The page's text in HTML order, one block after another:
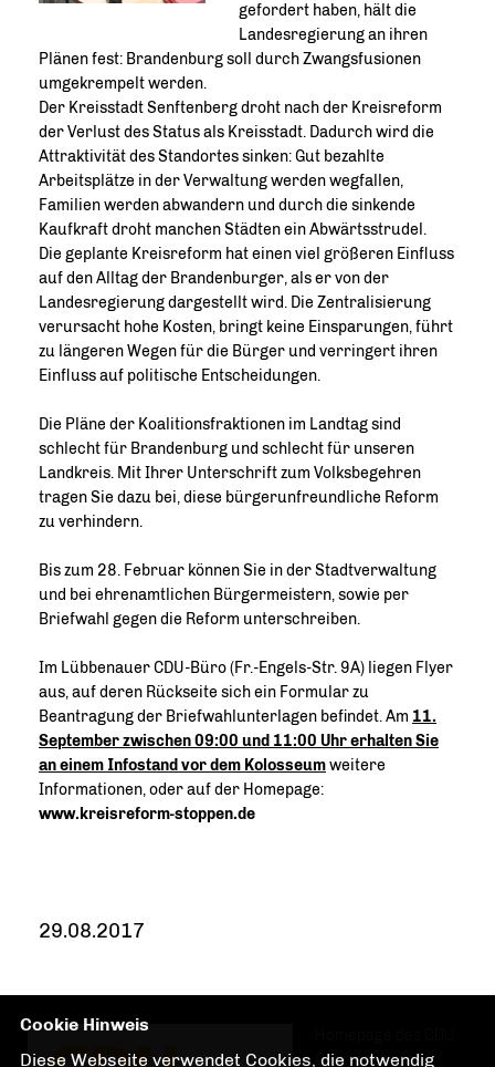
gefordert haben, hält die
Landesregierung an ihren
Plänen fest: Brandenburg soll durch Zwangsfusionen
umgekrempelt werden.
Der Kreisstadt Senftenberg droht nach der Kreisreform
der Verlust des Status als Kreisstadt. Dadurch wird die
Attraktivität des Standortes sinken: Gut bezahlte
Arbeitsplätze in der Verwaltung werden wegfallen,
Familien werden abwandern und durch die sinkende
Kaufkraft droht manchen Städten ein Abwärtsstrudel.
Die geplante Kreisreform hat einen viel größeren Einfluss
auf den Alltag der Brandenburger, als er von der
Landesregierung dargestellt wird. Die Zentralisierung
verursacht hohe Kosten, bringt keine Einsparungen, führt
zu längeren Wegen für die Bürger und verringert ihren
Einfluss auf politische Entscheidungen.
Die Pläne der Koalitionsfraktionen im Landtag sind
schlecht für Brandenburg und schlecht für unseren
Landkreis. Mit Ihrer Unterschrift zum Volksbegehren
tragen Sie dazu bei, diese bürgerunfreundliche Reform
zu verhindern.
Bis zum 28. Februar können Sie in der Stadtverwaltung
und bei ehrenamtlichen Bürgermeistern, sowie per
Briefwahl gegen die Reform unterschreiben.
Im Lübbenauer CDU-Büro (Fr.-Engels-Str. 9A) liegen Flyer
aus, auf deren Rückseite sich ein Formular zu
Beantragung der Briefwahlunterlagen befindet. Am 11.
September zwischen 09:00 und 11:00 Uhr erhalten Sie
an einem Infostand vor dem Kolosseumweitere
Informationen, oder auf der Homepage:
www.kreisreform-stoppen.de
29.08.2017
Ortsverbandes
Cookie Hinweis
Diese Webseite verwendet Cookies, die notwendig